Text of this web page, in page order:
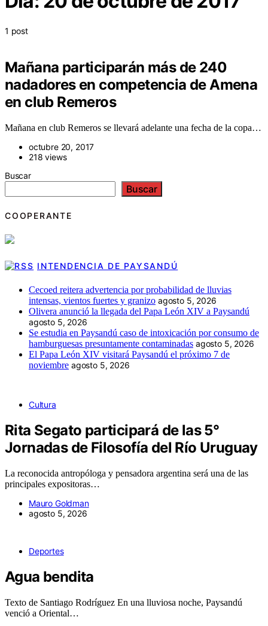
1 post
Mañana participarán más de 240
nadadores en competencia de Amena
en club Remeros
Mañana en club Remeros se llevará adelante una fecha de la copa…
octubre 20, 2017
218 views
Buscar
Buscar
COOPERANTE
INTENDENCIA DE PAYSANDÚ
Cecoed reitera advertencia por probabilidad de lluvias
intensas, vientos fuertes y granizo agosto 5, 2026
Olivera anunció la llegada del Papa León XIV a Paysandú
agosto 5, 2026
Se estudia en Paysandú caso de intoxicación por consumo de
hamburguesas presuntamente contaminadas agosto 5, 2026
El Papa León XIV visitará Paysandú el próximo 7 de
noviembre agosto 5, 2026
Cultura
Rita Segato participará de las 5°
Jornadas de Filosofía del Río Uruguay
La reconocida antropóloga y pensadora argentina será una de las
principales expositoras…
Mauro Goldman
agosto 5, 2026
Deportes
Agua bendita
Texto de Santiago Rodríguez En una lluviosa noche, Paysandú
venció a Oriental…